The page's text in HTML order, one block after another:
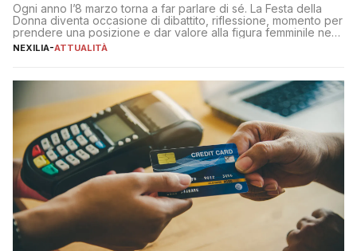
Ogni anno l’8 marzo torna a far parlare di sé. La Festa della
Donna diventa occasione di dibattito, riflessione, momento per
prendere una posizione e dar valore alla figura femminile nella
sua complessità e crucialità. A lanciare un messaggio “forte e
NEXILIA-ATTUALITÀ